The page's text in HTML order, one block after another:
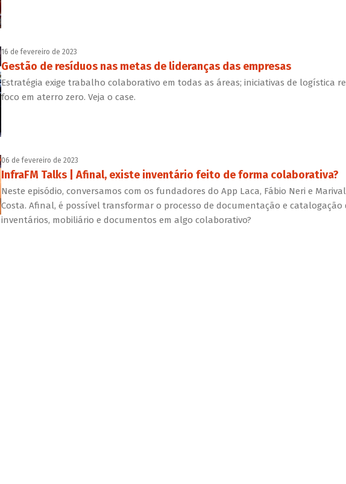
16 de fevereiro de 2023
Gestão de resíduos nas metas de lideranças das empresas
Estratégia exige trabalho colaborativo em todas as áreas; iniciativas de logística
foco em aterro zero. Veja o case.
06 de fevereiro de 2023
InfraFM Talks | Afinal, existe inventário feito de forma colaborativa?
Neste episódio, conversamos com os fundadores do App Laca, Fábio Neri e
Costa. Afinal, é possível transformar o processo de documentação e catalogação
inventários, mobiliário e documentos em algo colaborativo?